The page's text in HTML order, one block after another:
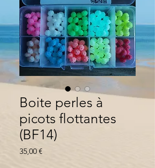
Boite perles à
picots flottantes
(BF14)
35,00 €